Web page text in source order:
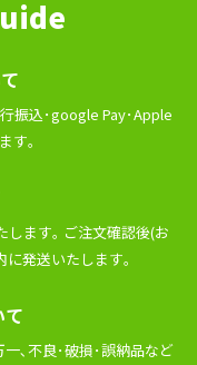
振込･google Pay･Apple
す｡
します｡ ご注⽂確認後(お
発送いたします｡
て
､不良･破損･誤納品など